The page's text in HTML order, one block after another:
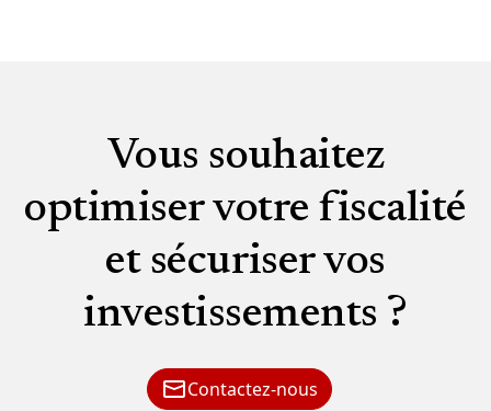
Vous souhaitez
optimiser votre fiscalité
et sécuriser vos
investissements ?
Contactez-nous